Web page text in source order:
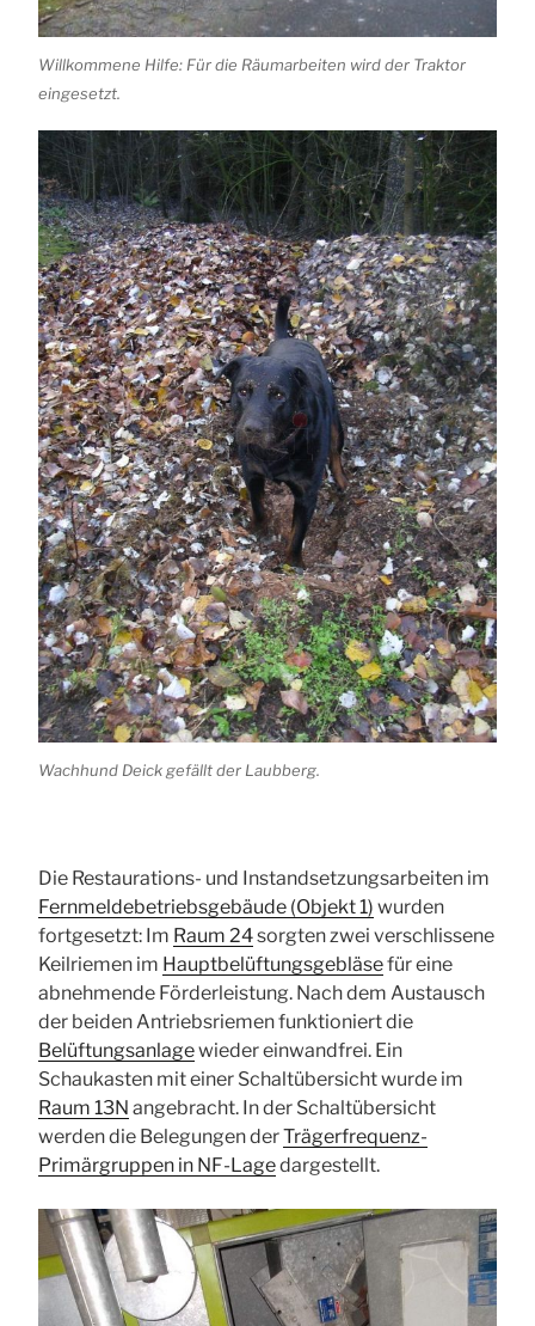
Willkommene Hilfe: Für die Räumarbeiten wird der Traktor
eingesetzt.
Wachhund Deick gefällt der Laubberg.
Die Restaurations- und Instandsetzungsarbeiten im
Fernmeldebetriebsgebäude (Objekt 1) wurden
fortgesetzt: Im Raum 24sorgten zwei verschlissene
Keilriemen im Hauptbelüftungsgebläsefür eine
abnehmende Förderleistung. Nach dem Austausch
der beiden Antriebsriemen funktioniert die
Belüftungsanlagewieder einwandfrei. Ein
Schaukasten mit einer Schaltübersicht wurde im
Raum 13N angebracht. In der Schaltübersicht
werden die Belegungen derTrägerfrequenz-
Primärgruppen in NF-Lagedargestellt.